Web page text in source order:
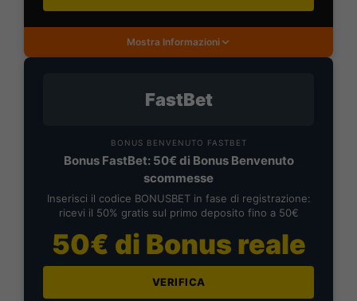
Mostra Informazioni
FastBet
BONUS BENVENUTO FASTBET
Bonus FastBet: 50€ di Bonus Benvenuto
scommesse
Inserisci il codice BONUSBET in fase di registrazione:
ricevi il 50% gratis sul primo deposito fino a 50€
50€ di Bonus reale
VERIFICA